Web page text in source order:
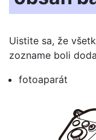
Uistite sa, že
zozname boli
fotoaparát